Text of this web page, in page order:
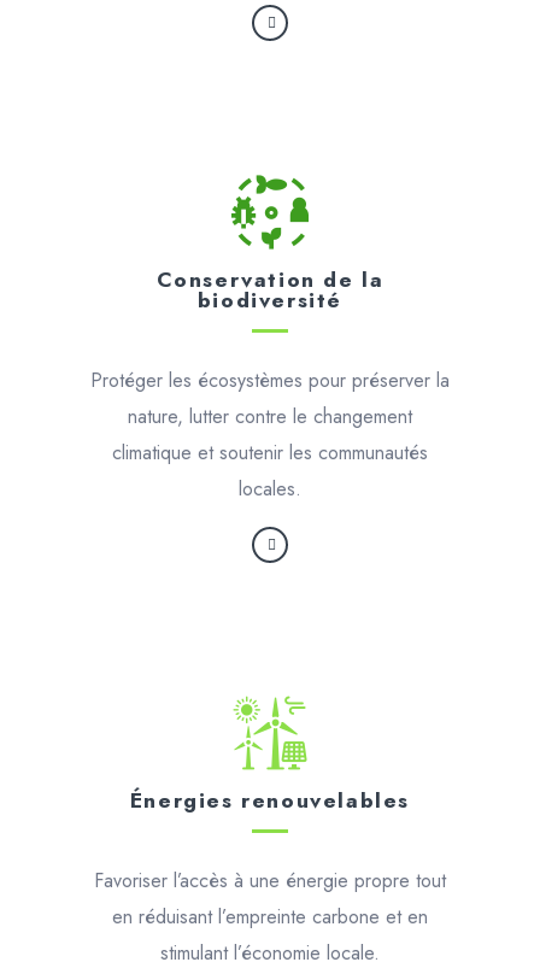
Conservation de la
biodiversité
Protéger les écosystèmes pour préserver la
nature, lutter contre le changement
climatique et soutenir les communautés
locales.
Énergies renouvelables
Favoriser l’accès à une énergie propre tout
en réduisant l’empreinte carbone et en
stimulant l’économie locale.